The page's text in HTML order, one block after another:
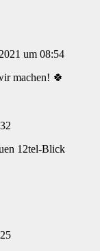
um 08:54
machen! 🍀
12tel-Blick